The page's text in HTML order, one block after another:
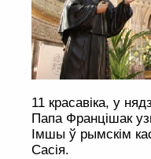
11 красавіка, у
Папа Францішак
Імшы ў рымскім
Сасія.